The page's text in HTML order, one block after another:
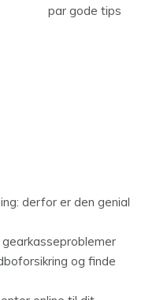
par gode tips
derfor er den genial
og finde